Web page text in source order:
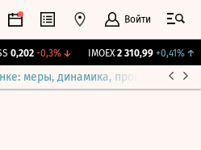
Войти
0,202 -0,3%↓ IMOEX 2 310,99 +0,41% ↑
меры, динамика, прогнозы